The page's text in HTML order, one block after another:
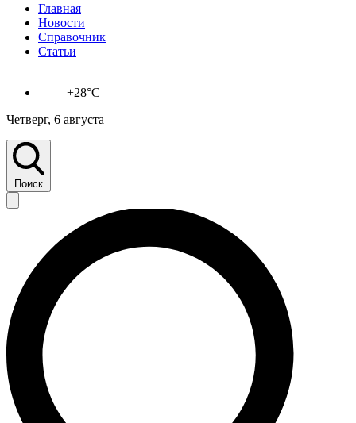
Главная
Новости
Справочник
Статьи
+28°C
Четверг, 6 августа
Поиск